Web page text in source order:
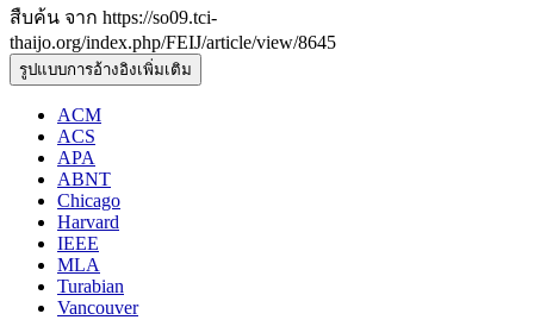
สืบค้น จาก https://so09.tci-
thaijo.org/index.php/FEIJ/article/view/8645
รูปแบบการอ้างอิงเพิ่มเติม
ACM
ACS
APA
ABNT
Chicago
Harvard
IEEE
MLA
Turabian
Vancouver